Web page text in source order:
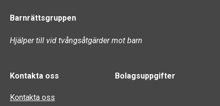
Barnrättsgruppen
Hjälper till vid tvångsåtgärder mot barn
Kontakta oss
Kontakta oss
Bolagsuppgifter